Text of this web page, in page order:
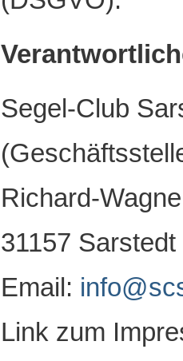
Segel-Club
Richard-
31157 Sarstedt
Email:
Link zum